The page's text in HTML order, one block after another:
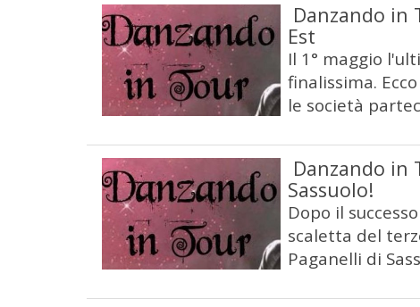
Danzando in
Est
Il 1° maggio
finalissima.
le società
Danzando
Sassuolo!
Dopo il
scaletta del
Paganelli di